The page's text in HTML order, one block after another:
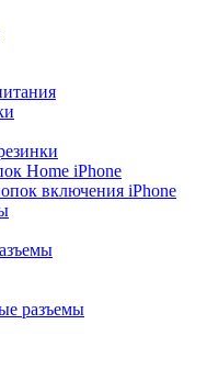
Home iPhone
включения iPhone
разъемы